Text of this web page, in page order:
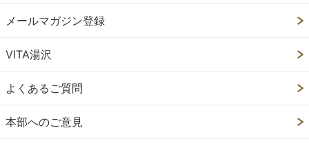
メールマガジン登録
VITA湯沢
よくあるご質問
本部へのご意見